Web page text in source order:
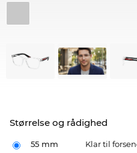
Størrelse og rådighed
55 mm Klar til